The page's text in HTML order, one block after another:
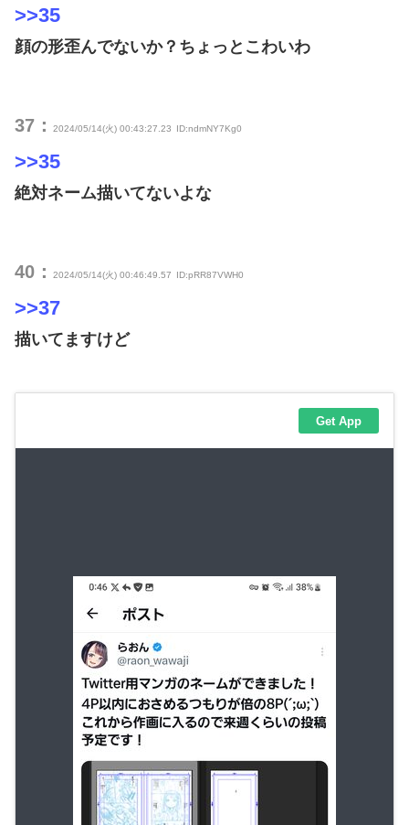
>>35
顔の形歪んでないか？ちょっとこわいわ
37： 2024/05/14(火) 00:43:27.23 ID:ndmNY7Kg0
>>35
絶対ネーム描いてないよな
40： 2024/05/14(火) 00:46:49.57 ID:pRR87VWH0
>>37
描いてますけど